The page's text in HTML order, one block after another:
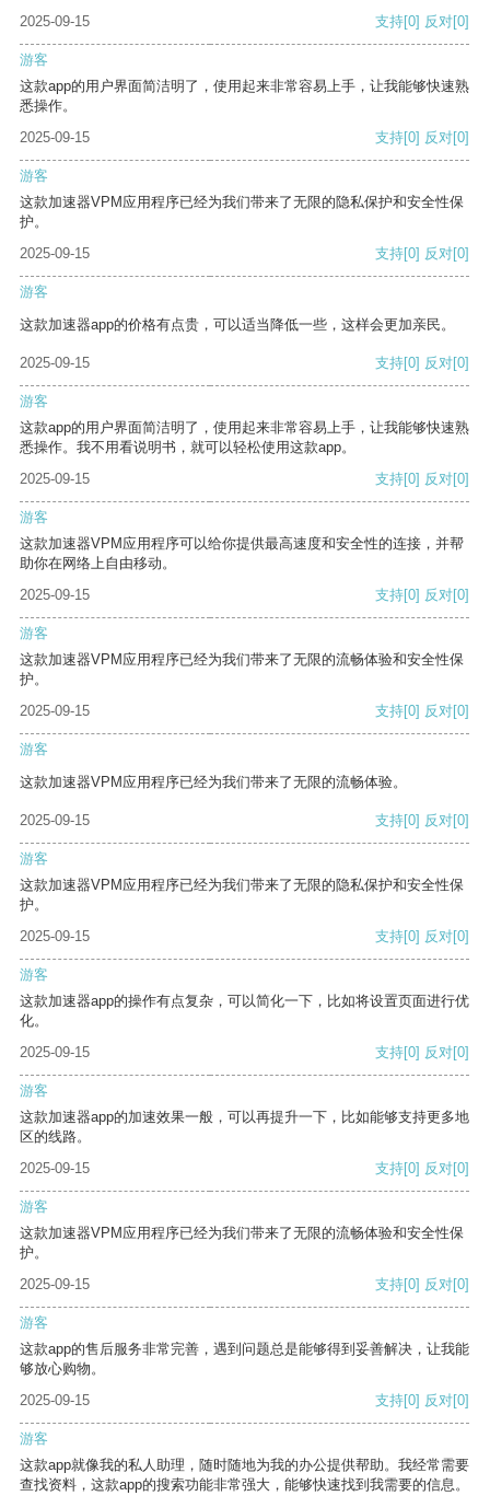
2025-09-15
支持[0] 反对[0]
游客
这款app的用户界面简洁明了，使用起来非常容易上手，让我能够快速熟
悉操作。
2025-09-15
支持[0] 反对[0]
游客
这款加速器VPM应用程序已经为我们带来了无限的隐私保护和安全性保
护。
2025-09-15
支持[0] 反对[0]
游客
这款加速器app的价格有点贵，可以适当降低一些，这样会更加亲民。
2025-09-15 支持[0] 反对[0]
游客
这款app的用户界面简洁明了，使用起来非常容易上手，让我能够快速熟
悉操作。我不用看说明书，就可以轻松使用这款app。
2025-09-15
支持[0] 反对[0]
游客
这款加速器VPM应用程序可以给你提供最高速度和安全性的连接，并帮
助你在网络上自由移动。
2025-09-15
支持[0] 反对[0]
游客
这款加速器VPM应用程序已经为我们带来了无限的流畅体验和安全性保
护。
2025-09-15
支持[0] 反对[0]
游客
这款加速器VPM应用程序已经为我们带来了无限的流畅体验。
2025-09-15 支持[0] 反对[0]
游客
这款加速器VPM应用程序已经为我们带来了无限的隐私保护和安全性保
护。
2025-09-15
支持[0] 反对[0]
游客
这款加速器app的操作有点复杂，可以简化一下，比如将设置页面进行优
化。
2025-09-15
支持[0] 反对[0]
游客
这款加速器app的加速效果一般，可以再提升一下，比如能够支持更多地
区的线路。
2025-09-15
支持[0] 反对[0]
游客
这款加速器VPM应用程序已经为我们带来了无限的流畅体验和安全性保
护。
2025-09-15
支持[0] 反对[0]
游客
这款app的售后服务非常完善，遇到问题总是能够得到妥善解决，让我能
够放心购物。
2025-09-15
支持[0] 反对[0]
游客
这款app就像我的私人助理，随时随地为我的办公提供帮助。我经常需要
查找资料，这款app的搜索功能非常强大，能够快速找到我需要的信息。